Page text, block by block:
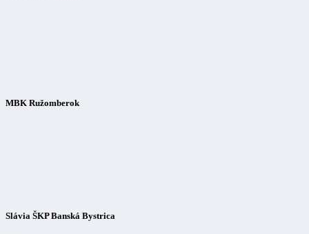
MBK Ružomberok
Slávia ŠKP Banská Bystrica